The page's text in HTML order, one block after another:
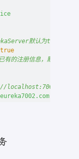
默认为true。
true
有的注册信息，默认为
localhost:7001/